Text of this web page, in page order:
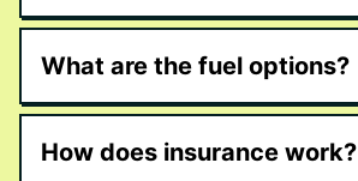
What are the fuel options?
How does insurance work?